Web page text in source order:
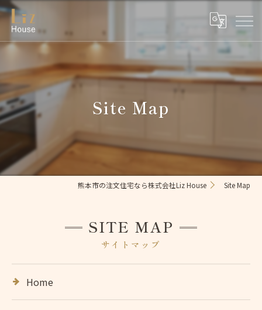
Site Map
熊本市の注文住宅なら株式会社Liz House Site Map
サイトマップ
SITE MAP
Home